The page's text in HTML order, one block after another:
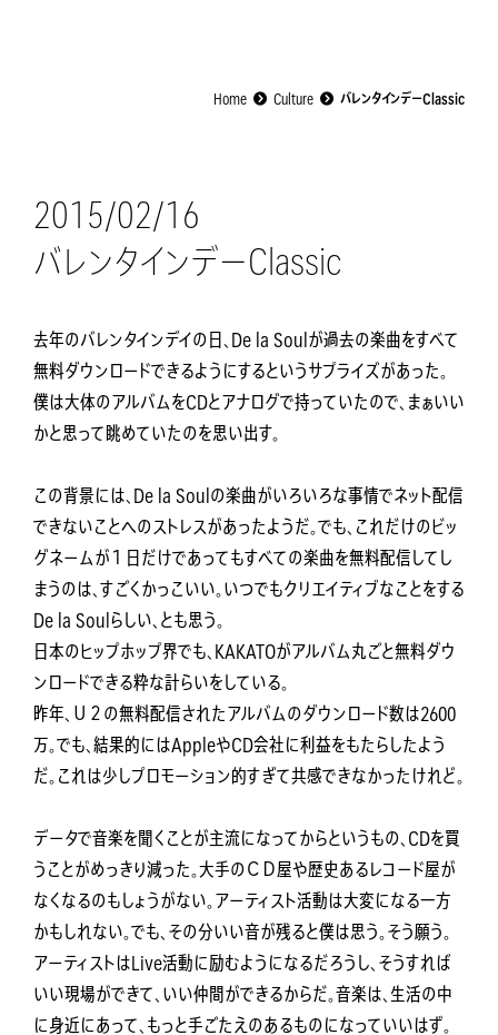
Home Culture バレンタインデーClassic
2015/02/16
バレンタインデーClassic
去年のバレンタインデイの日、De la Soulが過去の楽曲をすべて
無料ダウンロードできるようにするというサプライズがあった。
僕は大体のアルバムをCDとアナログで持っていたので、まぁいい
かと思って眺めていたのを思い出す。
この背景には、De la Soulの楽曲がいろいろな事情でネット配信
できないことへのストレスがあったようだ。でも、これだけのビッ
グネームが１日だけであってもすべての楽曲を無料配信してし
まうのは、すごくかっこいい。いつでもクリエイティブなことをする
De la Soulらしい、とも思う。
日本のヒップホップ界でも、KAKATOがアルバム丸ごと無料ダウ
ンロードできる粋な計らいをしている。
昨年、Ｕ２の無料配信されたアルバムのダウンロード数は2600
万。でも、結果的にはAppleやCD会社に利益をもたらしたよう
だ。これは少しプロモーション的すぎて共感できなかったけれど。
データで音楽を聞くことが主流になってからというもの、CDを買
うことがめっきり減った。大手のＣＤ屋や歴史あるレコード屋が
なくなるのもしょうがない。アーティスト活動は大変になる一方
かもしれない。でも、その分いい音が残ると僕は思う。そう願う。
アーティストはLive活動に励むようになるだろうし、そうすれば
いい現場ができて、いい仲間ができるからだ。音楽は、生活の中
に身近にあって、もっと手ごたえのあるものになっていいはず。